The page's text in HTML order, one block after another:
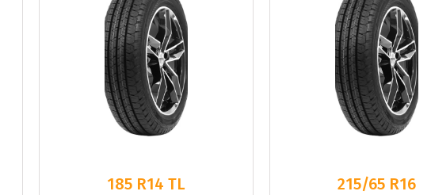
185 R14 TL
215/65 R16